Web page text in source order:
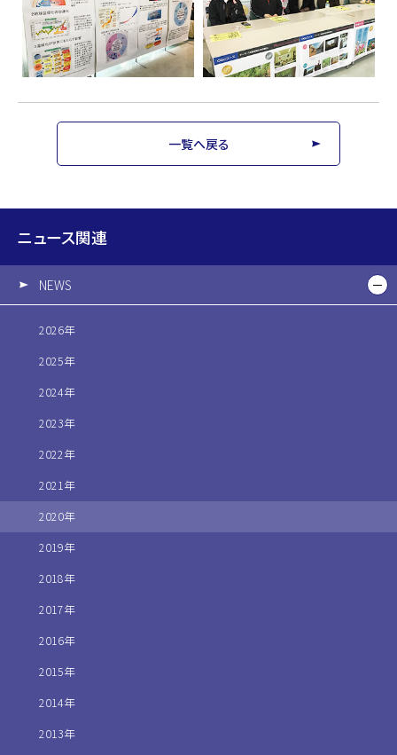
一覧へ戻る
ニュース関連
NEWS
2026年
2025年
2024年
2023年
2022年
2021年
2020年
2019年
2018年
2017年
2016年
2015年
2014年
2013年